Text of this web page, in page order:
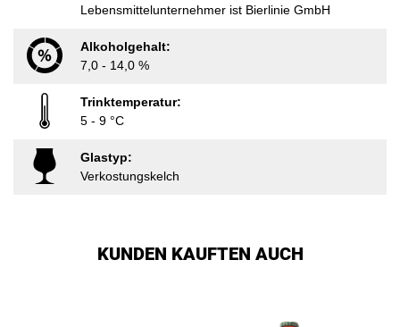
Lebensmittelunternehmer ist Bierlinie GmbH
Alkoholgehalt:
7,0 - 14,0 %
Trinktemperatur:
5 - 9 °C
Glastyp:
Verkostungskelch
KUNDEN KAUFTEN AUCH